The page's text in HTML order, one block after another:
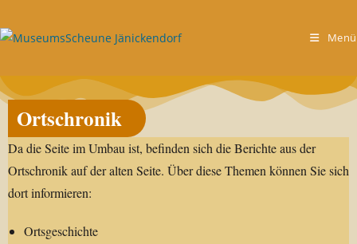
Menü
Ortschronik
Da die Seite im Umbau ist, befinden sich die Berichte aus der
Ortschronik auf der alten Seite. Über diese Themen können Sie sich
dort informieren:
Ortsgeschichte